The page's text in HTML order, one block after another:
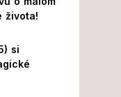
života!
si